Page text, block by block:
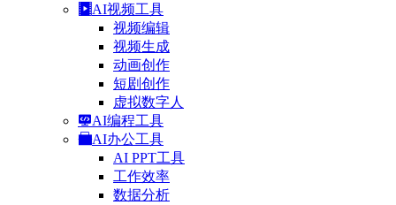
AI视频工具
视频编辑
视频生成
动画创作
短剧创作
虚拟数字人
AI编程工具
AI办公工具
AI PPT工具
工作效率
数据分析